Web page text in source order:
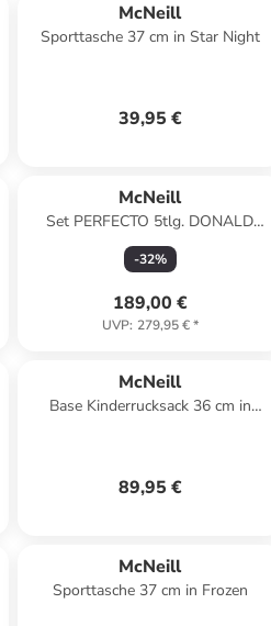
McNeill
Sporttasche 37 cm in Star Night
39,95 €
McNeill
Set PERFECTO 5tlg. DONALD
DUCK in blau
-32%
189,00 €
UVP: 279,95 €*
McNeill
Base Kinderrucksack 36 cm in
89,95 €
McNeill
Sporttasche 37 cm in Frozen